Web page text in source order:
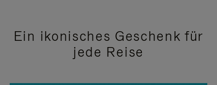
Ein ikonisches Geschenk für
jede Reise